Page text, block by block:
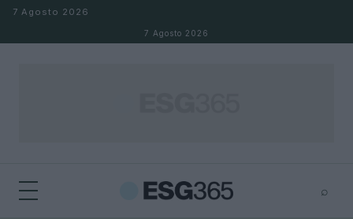
Salta al contenuto
7 Agosto 2026
7 Agosto 2026
⌕